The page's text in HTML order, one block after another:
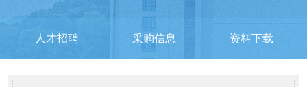
人才招聘 采购信息 资料下载